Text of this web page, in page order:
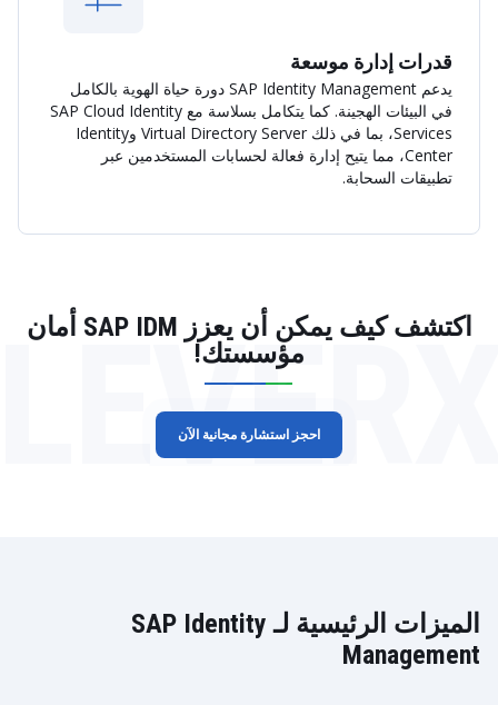
قدرات إدارة موسعة
يدعم SAP Identity Management دورة حياة الهوية بالكامل
في البيئات الهجينة. كما يتكامل بسلاسة مع SAP Cloud Identity
Services، بما في ذلك Virtual Directory Server وIdentity
Center، مما يتيح إدارة فعالة لحسابات المستخدمين عبر
تطبيقات السحابة.
اكتشف كيف يمكن أن يعزز SAP IDM أمان
مؤسستك!
احجز استشارة مجانية الآن
الميزات الرئيسية لـ SAP Identity
Management